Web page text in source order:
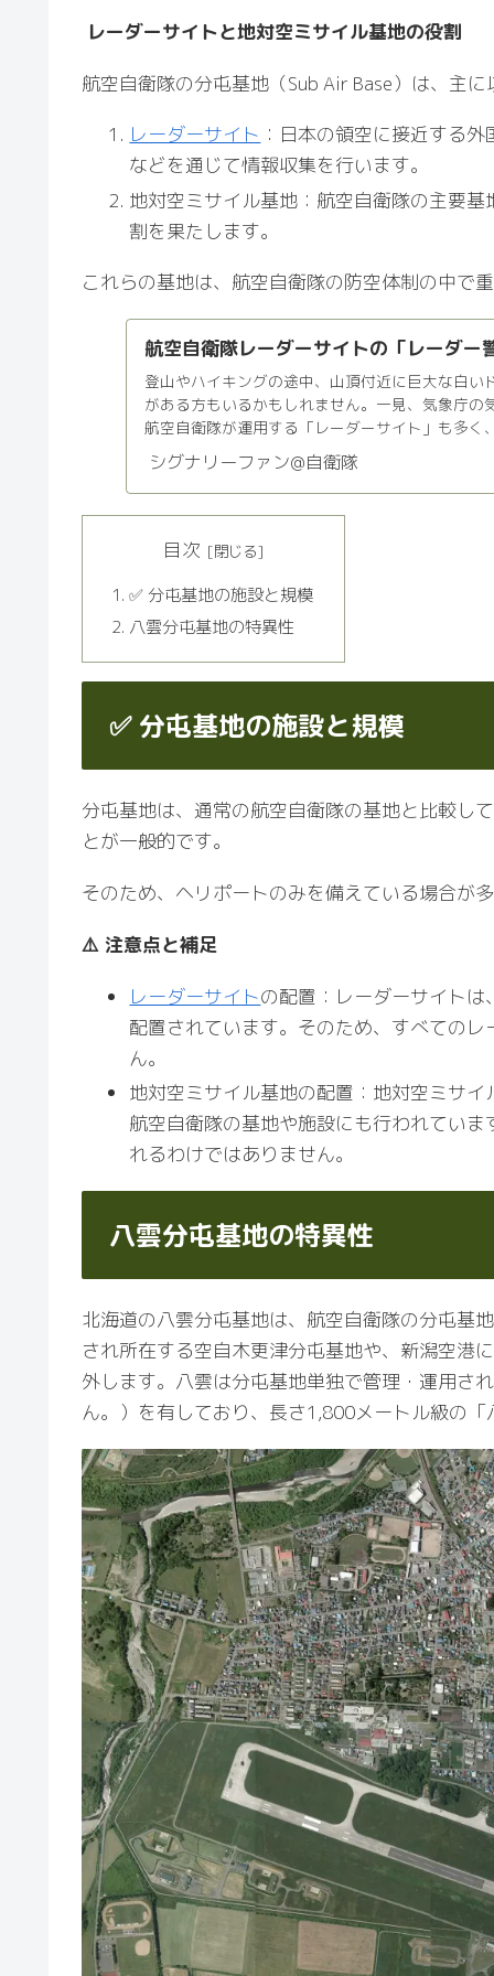
レーダーサイトと地対空ミサイル基地の役割
航空自衛隊の分屯基地（Sub Air Base）は、主に
レーダーサイト ：日本の領空に接近する
などを通じて情報収集を行います。
地対空ミサイル基地：航空自衛隊の主要
割を果たします。
これらの基地は、航空自衛隊の防空体制の中で
航空自衛隊レーダーサイトの「レーダー
登山やハイキングの途中、山頂付近に巨大な白い
がある方もいるかもしれません。一見、気象庁の
航空自衛隊が運用する「レーダーサイト」も多く
する防空網の最前線なの...
シグナリーファン@自衛隊
目次
✅ 分屯基地の施設と規模
八雲分屯基地の特異性
✅ 分屯基地の施設と規模
分屯基地は、通常の航空自衛隊の基地と比較し
とが一般的です。
そのため、ヘリポートのみを備えている場合が多
⚠️ 注意点と補足
レーダーサイトの配置：レーダーサイト
配置されています。そのため、すべての
ん。
地対空ミサイル基地の配置：地対空ミサイ
航空自衛隊の基地や施設にも行われてい
れるわけではありません。
八雲分屯基地の特異性
北海道の八雲分屯基地は、航空自衛隊の分屯基
され所在する空自木更津分屯基地や、新潟空港
外します。八雲は分屯基地単独で管理・運用さ
ん。）を有しており、長さ1,800メートル級の「